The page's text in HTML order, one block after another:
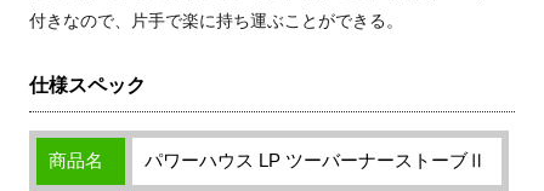
付きなので、片手で楽に持ち運ぶことができる。
仕様スペック
商品名 パワーハウス LP ツーバーナーストーブⅡ